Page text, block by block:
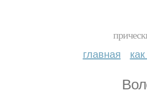
главная